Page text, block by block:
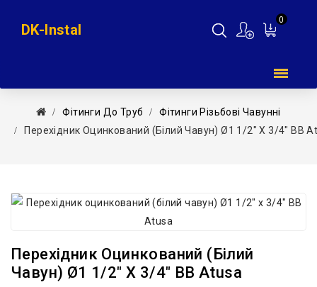
0
DK-Instal
Фітинги До Труб
Фітинги Різьбові Чавунні
Перехідник Оцинкований (білий Чавун) Ø1 1/2″ Х 3/4″ ВВ
Перехідник Оцинкований (білий
Чавун) Ø1 1/2″ Х 3/4″ ВВ Atusa